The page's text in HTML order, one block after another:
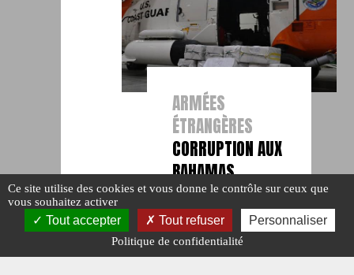
ARMÉES
ÉTRANGÈRES
CORRUPTION AUX
BAHAMAS
#BAHAMAS.
Publié le : 17
décembre 2024
Ce site utilise des cookies et vous donne le contrôle sur ceux que
vous souhaitez activer
Tout accepter Tout refuser Personnaliser
Politique de confidentialité